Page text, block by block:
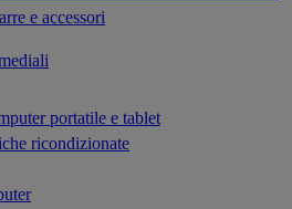
e accessori
portatile e tablet
ricondizionate